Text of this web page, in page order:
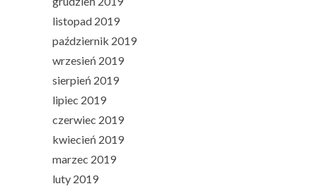
listopad 2019
październik 2019
wrzesień 2019
sierpień 2019
lipiec 2019
czerwiec 2019
kwiecień 2019
marzec 2019
luty 2019